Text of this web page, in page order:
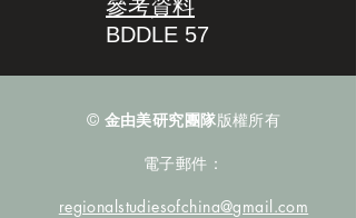
參考資料
BDDLE 57
© 金由美研究團隊版權所有
電子郵件：
regionalstudiesofchina@gmail.com